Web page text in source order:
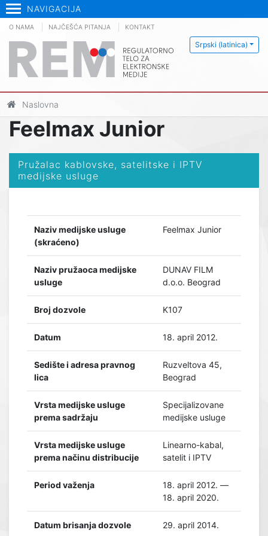
NAVIGACIJA
Srpski (latinica)
O NAMA NAJČEŠĆA PITANJA KONTAKT
Naslovna
Feelmax Junior
Pružalac kablovske, satelitske i IPTV
medijske usluge
Naziv medijske usluge
(skraćeno)
Feelmax Junior
Naziv pružaoca medijske
usluge
DUNAV FILM
d.o.o. Beograd
Broj dozvole K107
Datum 18. april 2012.
Sedište i adresa pravnog
lica
Ruzveltova 45,
Beograd
Vrsta medijske usluge
prema sadržaju
Specijalizovane
medijske usluge
Vrsta medijske usluge
prema načinu distribucije
Linearno-kabal,
satelit i IPTV
Period važenja
18. april 2012. —
18. april 2020.
Datum brisanja dozvole 29. april 2014.